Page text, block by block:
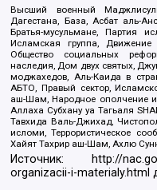
Высший военный
Дагестана, База, Асбат аль-
Братья-мусульмане, Партия
Исламская группа, Движение
Общество социальных
наследия, Дом двух святых,
моджахедов, Аль-Каида в
АБТО, Правый сектор,
аш-Шам, Народное ополчение
Аллаха Субхану уа Тагьаля
Тавхида Валь-Джихад,
исломи, Террористическое
Хайят Тахрир аш-Шам, Ахлю
Источник:
http://
organizacii-i-materialy.html